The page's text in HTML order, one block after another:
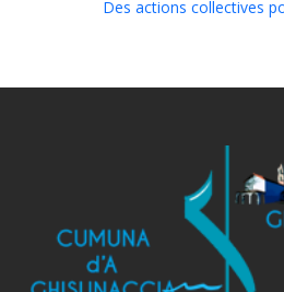
Des actions collectives